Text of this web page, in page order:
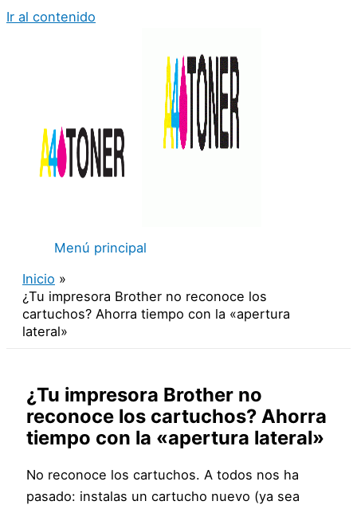
Ir al contenido
Menú principal
Inicio
¿Tu impresora Brother no reconoce los
cartuchos? Ahorra tiempo con la «apertura
lateral»
¿Tu impresora Brother no
reconoce los cartuchos? Ahorra
tiempo con la «apertura lateral»
No reconoce los cartuchos. A todos nos ha
pasado: instalas un cartucho nuevo (ya sea